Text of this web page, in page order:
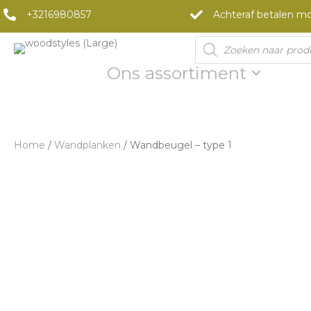
+3216980857 Achteraf betalen
Products
search
Ons assortiment
Home / Wandplanken / Wandbeugel – type 1